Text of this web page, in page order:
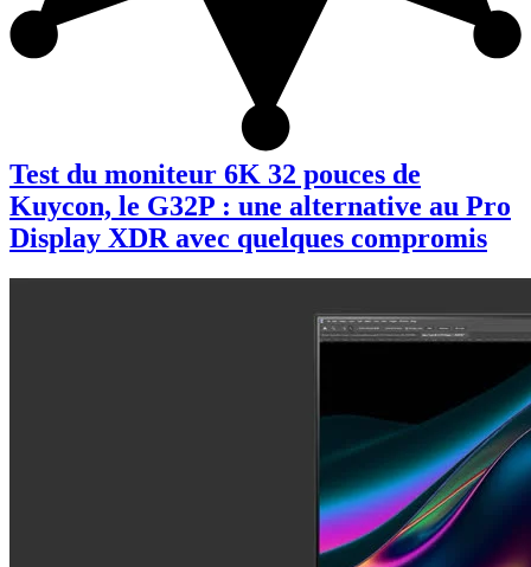
Test du moniteur 6K 32 pouces de
Kuycon, le G32P : une alternative au Pro
Display XDR avec quelques compromis